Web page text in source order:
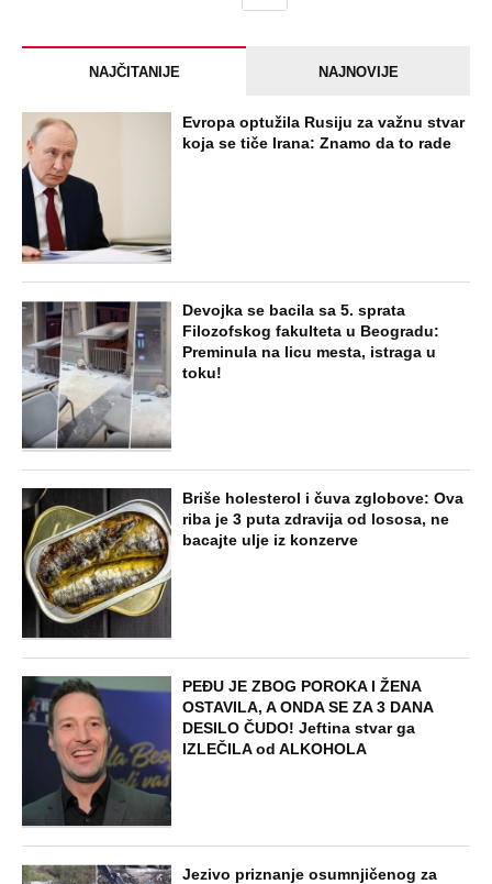
NAJČITANIJE NAJNOVIJE
Evropa optužila Rusiju za važnu stvar
koja se tiče Irana: Znamo da to rade
Devojka se bacila sa 5. sprata
Filozofskog fakulteta u Beogradu:
Preminula na licu mesta, istraga u
toku!
Briše holesterol i čuva zglobove: Ova
riba je 3 puta zdravija od lososa, ne
bacajte ulje iz konzerve
PEĐU JE ZBOG POROKA I ŽENA
OSTAVILA, A ONDA SE ZA 3 DANA
DESILO ČUDO! Jeftina stvar ga
IZLEČILA od ALKOHOLA
Jezivo priznanje osumnjičenog za